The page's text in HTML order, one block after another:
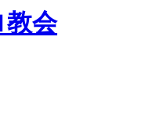
教会